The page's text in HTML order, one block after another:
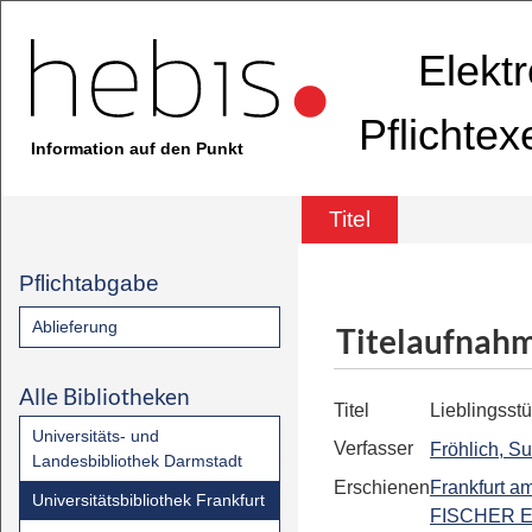
Information auf den Punkt
Titel
Pflichtabgabe
Ablieferung
Alle Bibliotheken
Universitäts- und
Landesbibliothek Darmstadt
Universitätsbibliothek Frankfurt
Titel
Verfasser
Fröhlich,
ErschienenFrankfurt
FISCHER